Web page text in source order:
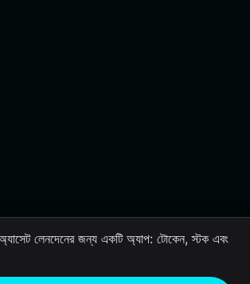
লেনদেনের জন্য একটি অ্যাপ: টোকেন, স্টক এবং